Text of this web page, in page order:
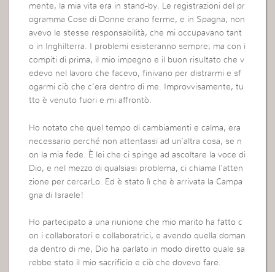
mente, la mia vita era in stand-by. Le registrazioni del pr
ogramma Cose di Donne erano ferme, e in Spagna, non
avevo le stesse responsabilità, che mi occupavano tant
o in Inghilterra. I problemi esisteranno sempre; ma con i
compiti di prima, il mio impegno e il buon risultato che v
edevo nel lavoro che facevo, finivano per distrarmi e sf
ogarmi ciò che c’era dentro di me. Improvvisamente, tu
tto è venuto fuori e mi affrontò.
Ho notato che quel tempo di cambiamenti e calma, era
necessario perché non attentassi ad un’altra cosa, se n
on la mia fede. È lei che ci spinge ad ascoltare la voce di
Dio, e nel mezzo di qualsiasi problema, ci chiama l’atten
zione per cercarLo. Ed è stato lì che è arrivata la Campa
gna di Israele!
Ho partecipato a una riunione che mio marito ha fatto c
on i collaboratori e collaboratrici, e avendo quella doman
da dentro di me, Dio ha parlato in modo diretto quale sa
rebbe stato il mio sacrificio e ciò che dovevo fare.